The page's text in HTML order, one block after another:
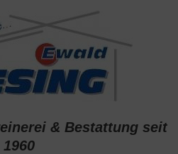
& Bestattung seit
1960